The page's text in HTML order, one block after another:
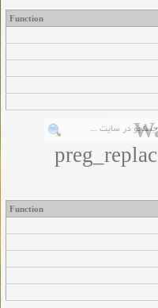
Function
Function